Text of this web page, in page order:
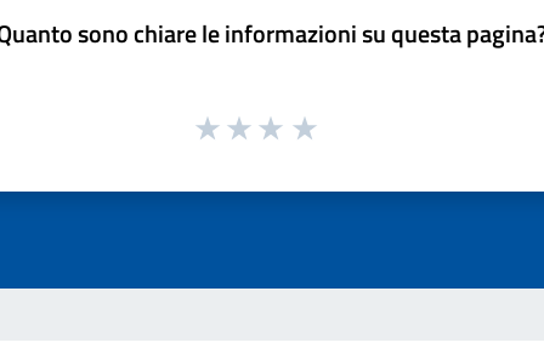
sono chiare le informazioni su questa